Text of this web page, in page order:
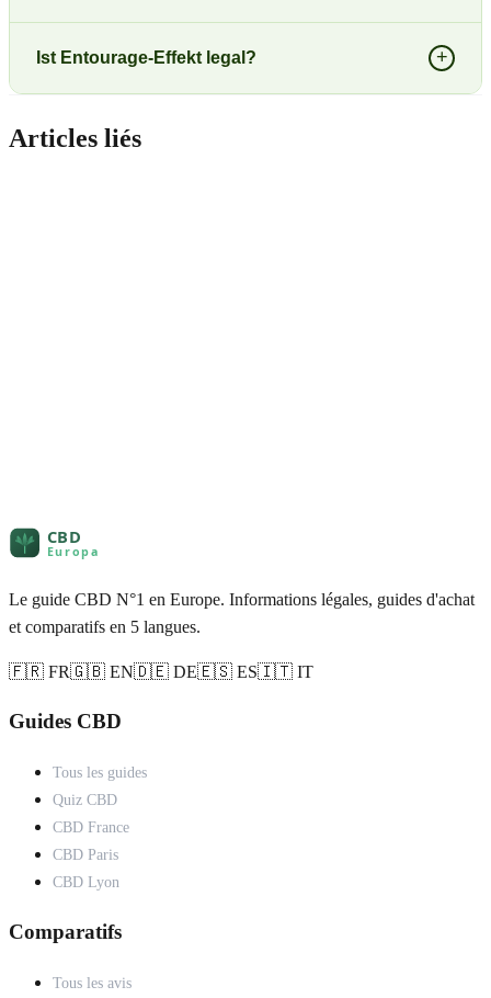
Ist Entourage-Effekt legal? +
Articles liés
Le guide CBD N°1 en Europe. Informations légales, guides d'achat
et comparatifs en 5 langues.
🇫🇷 FR🇬🇧 EN🇩🇪 DE🇪🇸 ES🇮🇹 IT
Guides CBD
Tous les guides
Quiz CBD
CBD France
CBD Paris
CBD Lyon
Comparatifs
Tous les avis